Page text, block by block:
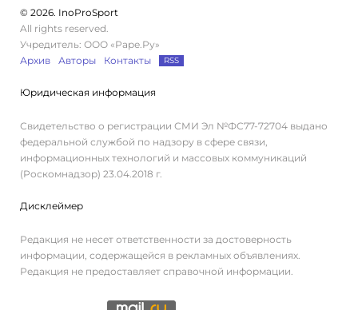
© 2026. InoProSport
All rights reserved.
Учредитель: ООО «Раре.Ру»
Архив
Авторы Контакты RSS
Юридическая информация
Свидетельство о регистрации СМИ Эл №ФС77-72704 выдано
федеральной службой по надзору в сфере связи,
информационных технологий и массовых коммуникаций
(Роскомнадзор) 23.04.2018 г.
Дисклеймер
Редакция не несет ответственности за достоверность
информации, содержащейся в рекламных объявлениях.
Редакция не предоставляет справочной информации.